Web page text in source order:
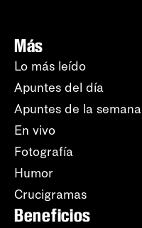
Más
Lo más leído
Apuntes del día
Apuntes de la semana
En vivo
Fotografía
Humor
Crucigramas
Beneficios